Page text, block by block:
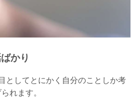
かり
としてとにかく自分のことしか考
れます。